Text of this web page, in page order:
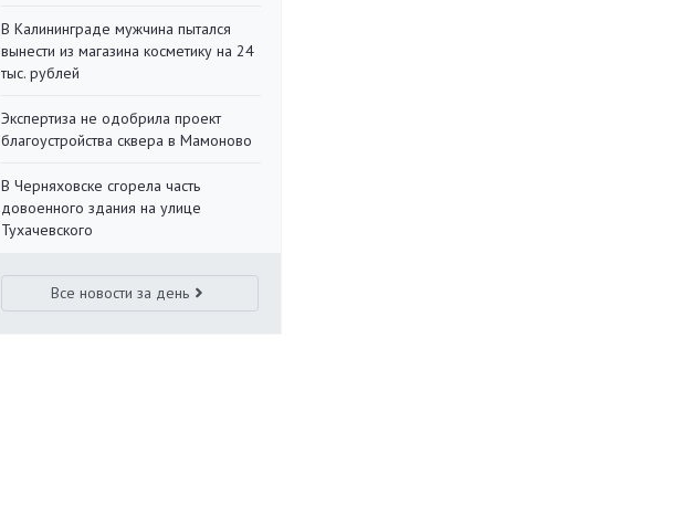
В Калининграде мужчина пытался
вынести из магазина косметику на 24
тыс. рублей
Экспертиза не одобрила проект
благоустройства сквера в Мамоново
В Черняховске сгорела часть
довоенного здания на улице
Тухачевского
Все новости за день